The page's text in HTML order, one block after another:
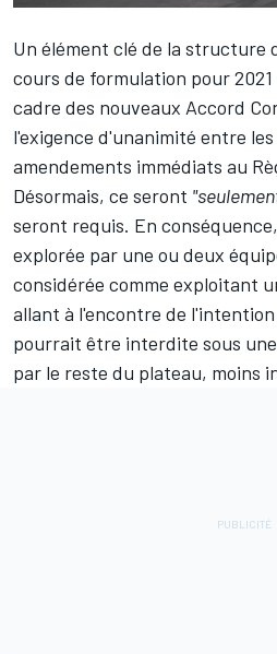
Un élément clé de la structure
cours de formulation pour
cadre des nouveaux Accord
l'exigence d'unanimité entre
amendements immédiats au
Désormais, ce seront
seront requis. En
explorée par une ou deux
considérée comme exploitant
allant à l'encontre de
pourrait être interdite sous
par le reste du plateau, moins